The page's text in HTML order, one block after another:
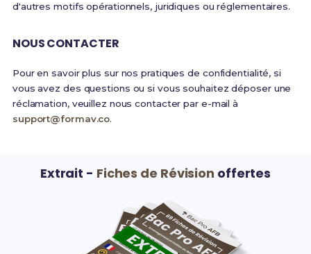
d'autres motifs opérationnels, juridiques ou réglementaires.
NOUS CONTACTER
Pour en savoir plus sur nos pratiques de confidentialité, si
vous avez des questions ou si vous souhaitez déposer une
réclamation, veuillez nous contacter par e-mail à
support@formav.co.
Extrait - Fiches de Révision offertes